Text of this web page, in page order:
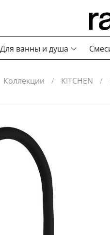
Для ванны и душа
Коллекции KITCHEN